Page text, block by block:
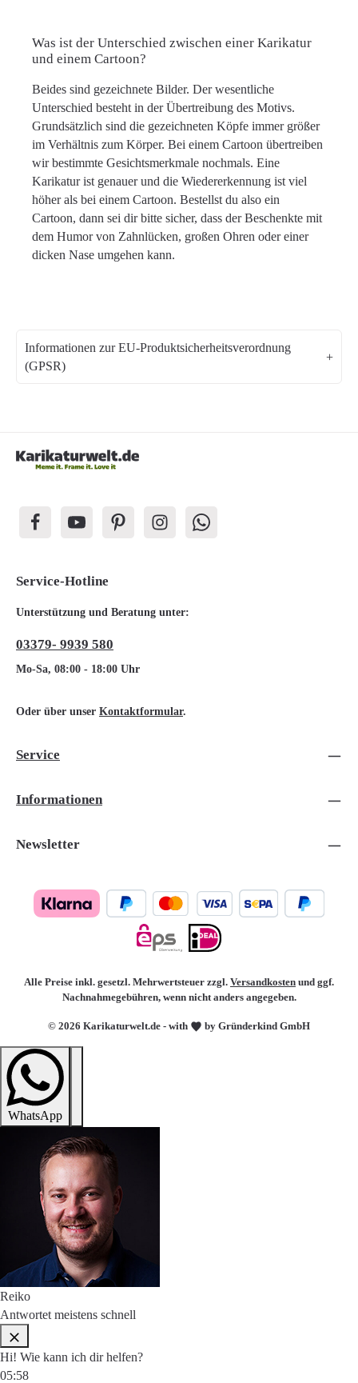
Was ist der Unterschied zwischen einer Karikatur
und einem Cartoon?
Beides sind gezeichnete Bilder. Der wesentliche
Unterschied besteht in der Übertreibung des Motivs.
Grundsätzlich sind die gezeichneten Köpfe immer größer
im Verhältnis zum Körper. Bei einem Cartoon übertreiben
wir bestimmte Gesichtsmerkmale nochmals. Eine
Karikatur ist genauer und die Wiedererkennung ist viel
höher als bei einem Cartoon. Bestellst du also ein
Cartoon, dann sei dir bitte sicher, dass der Beschenkte mit
dem Humor von Zahnlücken, großen Ohren oder einer
dicken Nase umgehen kann.
Informationen zur EU-Produktsicherheitsverordnung
(GPSR)
Service-Hotline
Unterstützung und Beratung unter:
03379- 9939 580
Mo-Sa, 08:00 - 18:00 Uhr
Oder über unser Kontaktformular.
Service
Informationen
Newsletter
© 2026 Karikaturwelt.de - with by Gründerkind GmbH
Alle Preise inkl. gesetzl. Mehrwertsteuer zzgl. Versandkosten und ggf.
Nachnahmegebühren, wenn nicht anders angegeben.
WhatsApp
Reiko
Antwortet meistens schnell
Hi! Wie kann ich dir helfen?
05:58